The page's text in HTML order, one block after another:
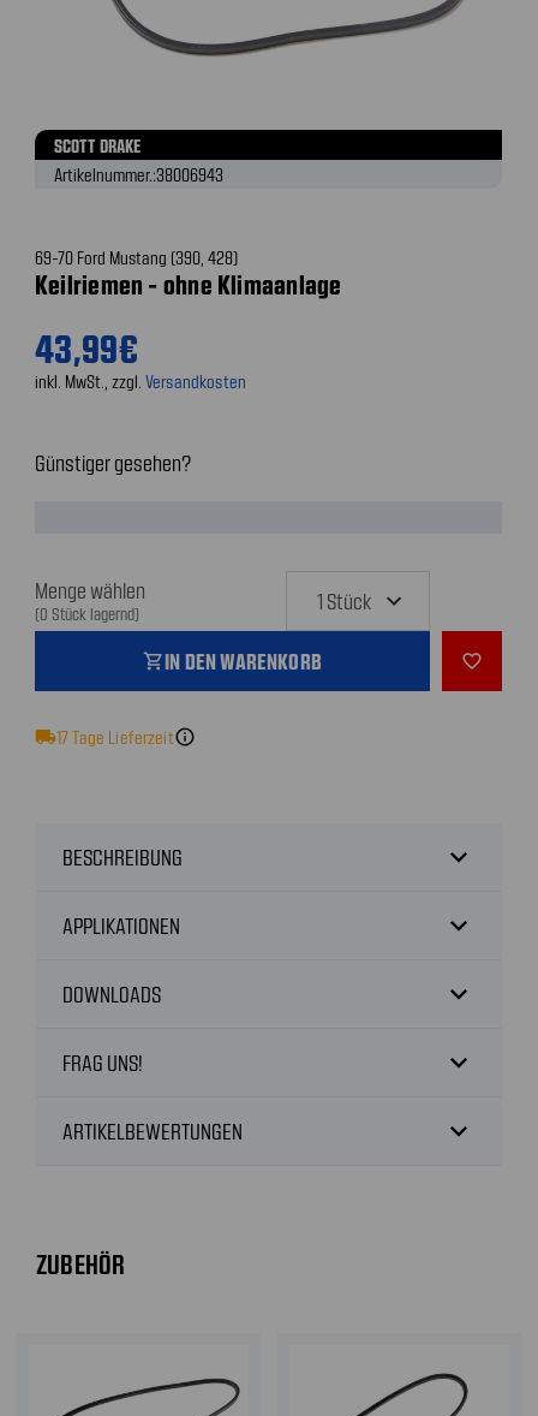
SCOTT DRAKE
Artikelnummer.:38006943
69-70 Ford Mustang (390, 428)
Keilriemen - ohne Klimaanlage
43,99€
inkl. MwSt., zzgl. Versandkosten
Günstiger gesehen?
Menge wählen
(0 Stück lagernd)
shopping_cartIN DEN WARENKORB favorite_outline
local_shipping17Tage Lieferzeitinfo
BESCHREIBUNG expand_more
APPLIKATIONEN expand_more
DOWNLOADS expand_more
FRAG UNS! expand_more
ARTIKELBEWERTUNGEN expand_more
ZUBEHÖR